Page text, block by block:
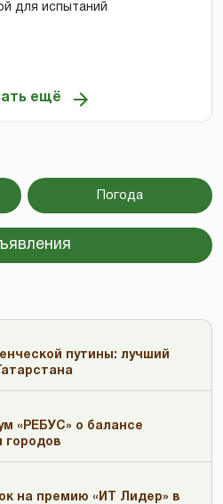
для испытаний
ещё
Погода
путины: лучший
«РЕБУС» о балансе
городов
на премию «ИТ Лидер» в